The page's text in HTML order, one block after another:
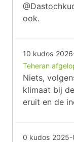
ook.
10 kudos
Teheran
Niets,
klimaat bij
eruit en de
0 kudos